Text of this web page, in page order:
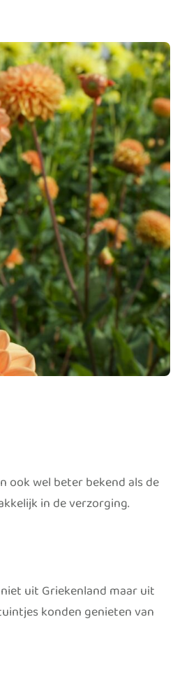
ook wel beter bekend als de
in de verzorging.
uit Griekenland maar uit
konden genieten van